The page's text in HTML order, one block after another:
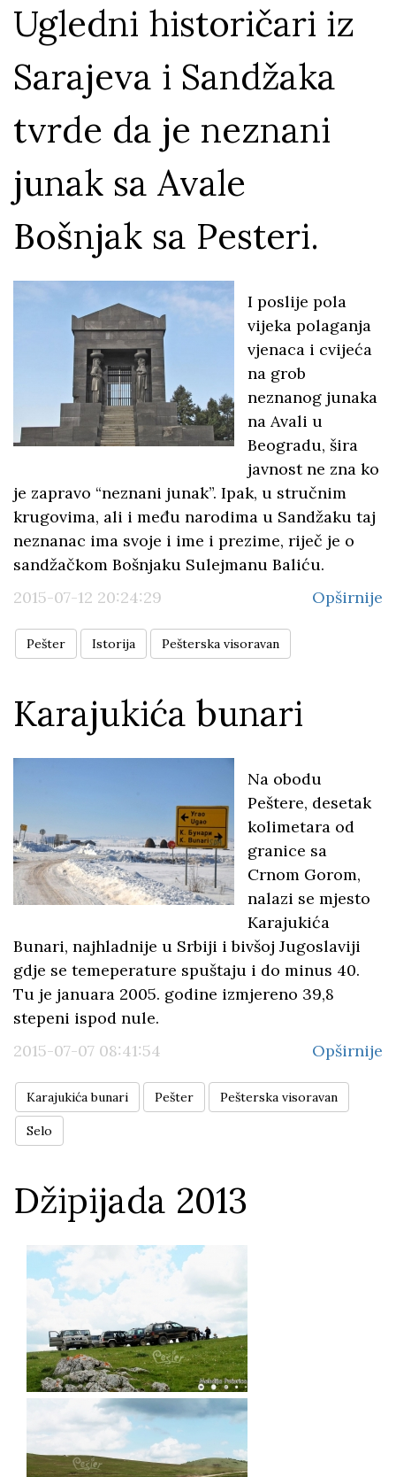
Ugledni historičari iz
Sarajeva i Sandžaka
tvrde da je neznani
junak sa Avale
Bošnjak sa Pesteri.
I poslije pola
vijeka polaganja
vjenaca i cvijeća
na grob
neznanog junaka
na Avali u
Beogradu, šira
javnost ne zna ko
je zapravo “neznani junak”. Ipak, u stručnim
krugovima, ali i među narodima u Sandžaku taj
neznanac ima svoje i ime i prezime, riječ je o
sandžačkom Bošnjaku Sulejmanu Baliću.
2015-07-12 20:24:29
Opširnije
Pešter Istorija Pešterska visoravan
Karajukića bunari
Na obodu
Peštere, desetak
kolimetara od
granice sa
Crnom Gorom,
nalazi se mjesto
Karajukića
Bunari, najhladnije u Srbiji i bivšoj Jugoslaviji
gdje se temeperature spuštaju i do minus 40.
Tu je januara 2005. godine izmjereno 39,8
stepeni ispod nule.
2015-07-07 08:41:54
Opširnije
Karajukića bunari Pešter Pešterska visoravan
Selo
Džipijada 2013